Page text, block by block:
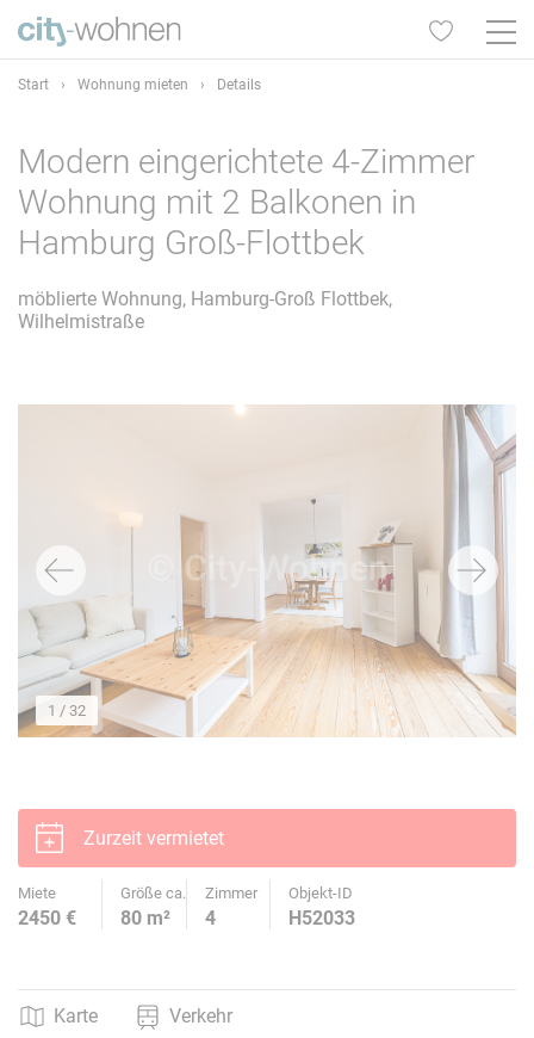
Start › Wohnung mieten › Details
Modern eingerichtete 4-Zimmer
Wohnung mit 2 Balkonen in
Hamburg Groß-Flottbek
möblierte Wohnung, Hamburg-Groß Flottbek,
Wilhelmistraße
1 / 32
Zurzeit vermietet
Miete Größe ca. Zimmer Objekt-ID
2450 € 80 m² 4 H52033
Karte Verkehr